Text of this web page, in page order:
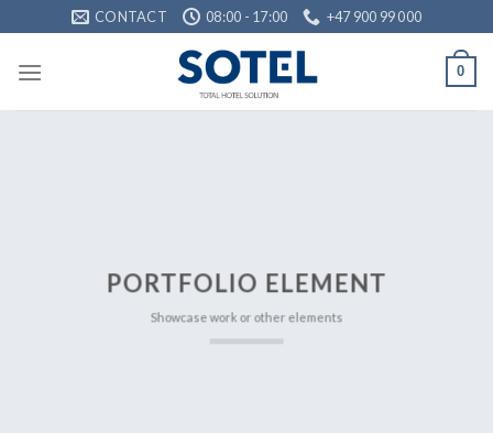
to
content
CONTACT 08:00 - 17:00 +47 900 99 000
0
PORTFOLIO ELEMENT
Showcase work or other elements